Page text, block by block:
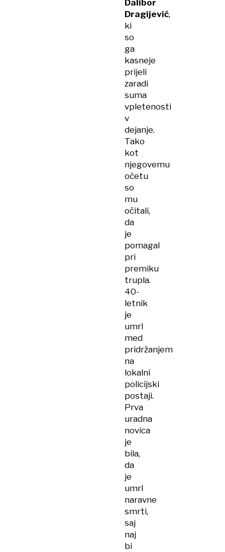
Dalibor
Dragijević,
ki
so
ga
kasneje
prijeli
zaradi
suma
vpletenosti
v
dejanje.
Tako
kot
njegovemu
očetu
so
mu
očitali,
da
je
pomagal
pri
premiku
trupla.
40-
letnik
je
umrl
med
pridržanjem
na
lokalni
policijski
postaji.
Prva
uradna
novica
je
bila,
da
je
umrl
naravne
smrti,
saj
naj
bi